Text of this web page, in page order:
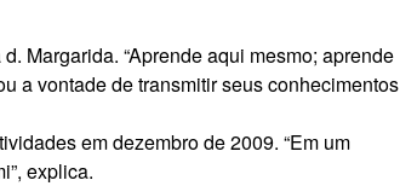
Margarida. “Aprende aqui mesmo; aprende
a vontade de transmitir seus conhecimentos
em dezembro de 2009. “Em um
explica.